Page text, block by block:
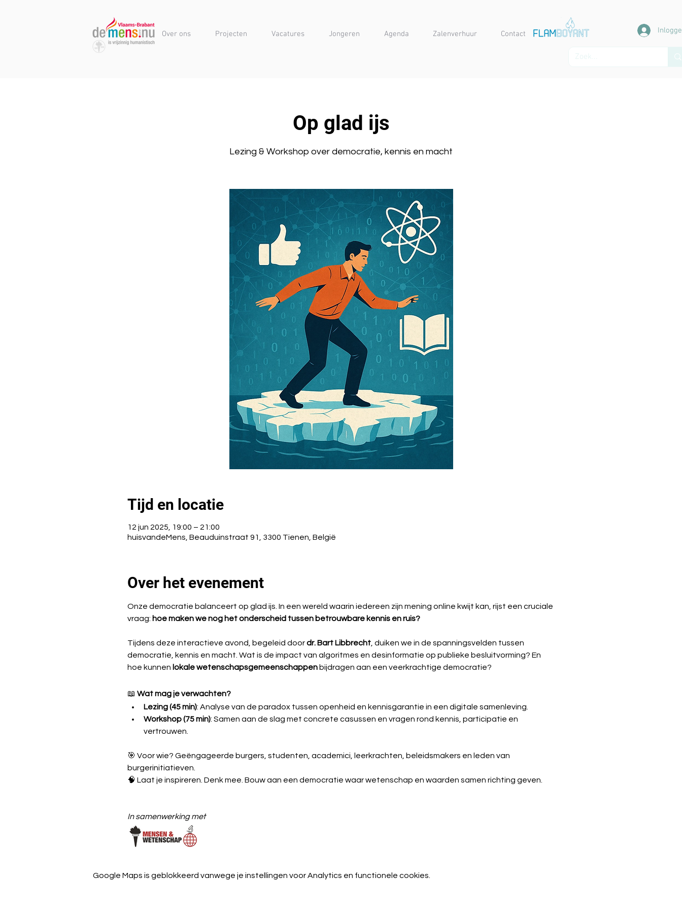
Over ons Projecten Vacatures Jongeren Agenda Zalenverhuur Contact
Op glad ijs
Lezing & Workshop over democratie, kennis en macht
Tijd en locatie
12 jun 2025, 19:00 – 21:00
huisvandeMens, Beauduinstraat 91, 3300 Tienen, België
Over het evenement
Onze democratie balanceert op glad ijs. In een wereld waarin iedereen zijn mening online kwijt kan, rijst een cruciale
vraag: hoe maken we nog het onderscheid tussen betrouwbare kennis en ruis?
Tijdens deze interactieve avond, begeleid door dr. Bart Libbrecht, duiken we in de spanningsvelden tussen
democratie, kennis en macht. Wat is de impact van algoritmes en desinformatie op publieke besluitvorming? En
hoe kunnen lokale wetenschapsgemeenschappen bijdragen aan een veerkrachtige democratie?
📖 Wat mag je verwachten?
Lezing (45 min): Analyse van de paradox tussen openheid en kennisgarantie in een digitale samenleving.
Workshop (75 min): Samen aan de slag met concrete casussen en vragen rond kennis, participatie en
vertrouwen.
🎯 Voor wie? Geëngageerde burgers, studenten, academici, leerkrachten, beleidsmakers en leden van
burgerinitiatieven.
🧠 Laat je inspireren. Denk mee. Bouw aan een democratie waar wetenschap en waarden samen richting geven.
In samenwerking met
Google Maps is geblokkeerd vanwege je instellingen voor Analytics en functionele cookies.